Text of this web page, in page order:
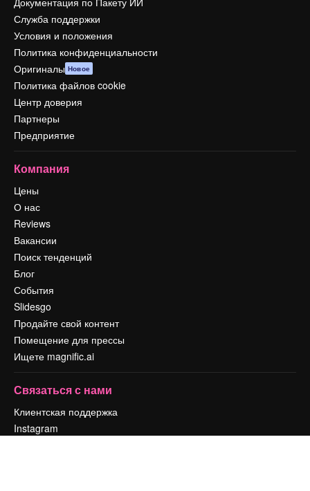
Служба поддержки
Условия и положения
Политика конфиденциальности
Оригиналы Новое
Политика файлов cookie
Центр доверия
Партнеры
Предприятие
Компания
Цены
О нас
Reviews
Вакансии
Поиск тенденций
Блог
События
Slidesgo
Продайте свой контент
Помещение для прессы
Ищете magnific.ai
Связаться с нами
Клиентская поддержка
Instagram